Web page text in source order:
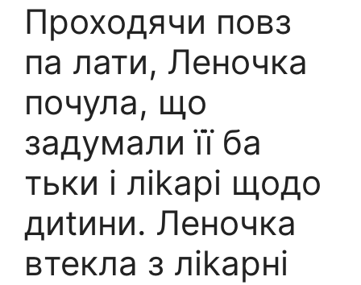
Проходячи повз
па лати, Леночка
почула, що
задумали її ба
тьки і ліkарі щодо
диtини. Леночка
втекла з ліkарні